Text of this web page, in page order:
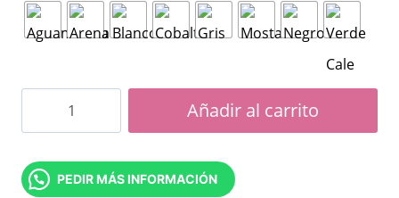
Picasso
pie
cromado
Añadir al carrito
PEDIR MÁS INFORMACIÓN